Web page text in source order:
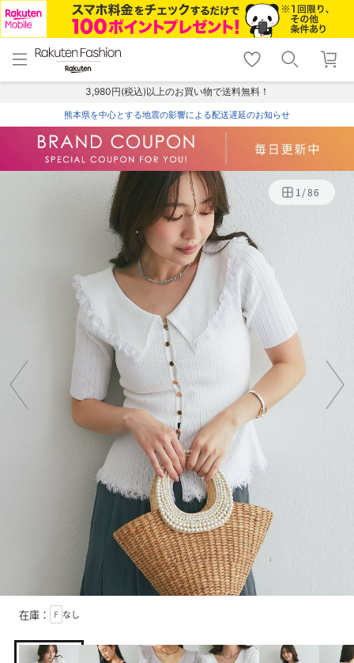
menu home
トップ
shopping_cart lock_outline
ログイン
3,980円(税込)以上のお買い物で送料無料！
熊本県を中心とする地震の影響による配送遅延のお知らせ
1/86
在庫： F なし